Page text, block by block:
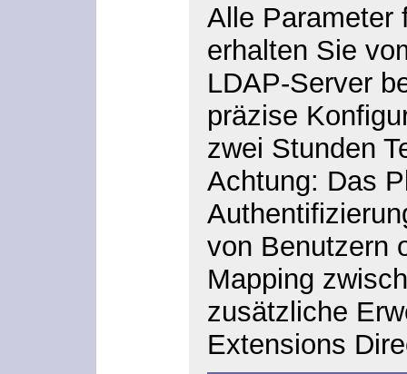
Alle Parameter
erhalten Sie
LDAP-Server
präzise
zwei Stunden
Achtung: Das
von Benutzern
Mapping
zusätzliche
Extensions